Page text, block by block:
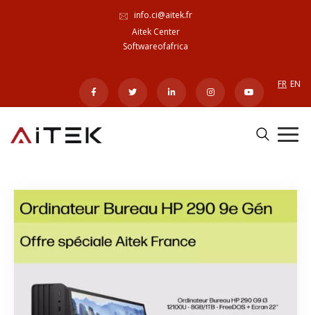
info.ci@aitek.fr
Aitek Center
Softwareofafrica
FR EN